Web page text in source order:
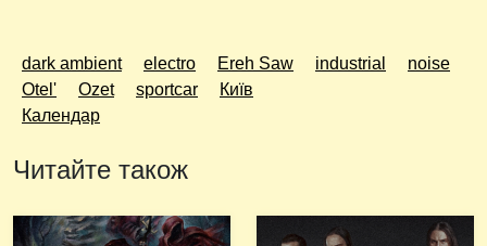
dark ambient electro Ereh Saw industrial
noise
Otel'
Ozet sportcar
Київ
Календар
Читайте також